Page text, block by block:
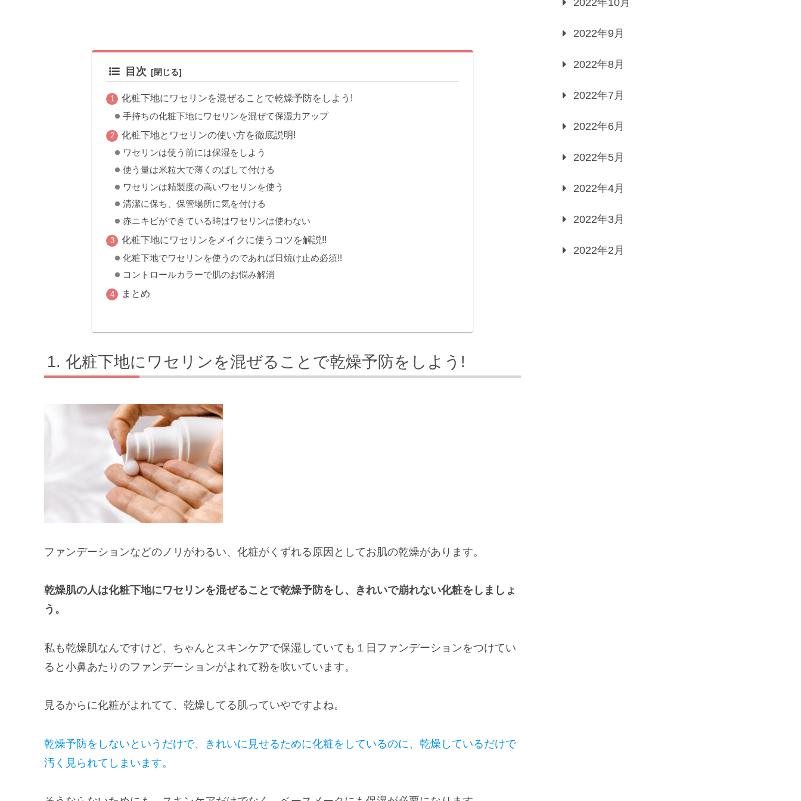
目次
化粧下地にワセリンを混ぜることで乾燥予防をしよう!
手持ちの化粧下地にワセリンを混ぜて保湿力アップ
化粧下地とワセリンの使い方を徹底説明!
ワセリンは使う前には保湿をしよう
使う量は米粒大で薄くのばして付ける
ワセリンは精製度の高いワセリンを使う
清潔に保ち、保管場所に気を付ける
赤ニキビができている時はワセリンは使わない
化粧下地にワセリンをメイクに使うコツを解説!!
化粧下地でワセリンを使うのであれば日焼け止め必須!!
コントロールカラーで肌のお悩み解消
まとめ
化粧下地にワセリンを混ぜることで乾燥予防をしよう!
ファンデーションなどのノリがわるい、化粧がくずれる原因としてお肌の乾燥があります。
乾燥肌の人は化粧下地にワセリンを混ぜることで乾燥予防をし、きれいで崩れない化粧をしましょ
う。
私も乾燥肌なんですけど、ちゃんとスキンケアで保湿していても１日ファンデーションをつけてい
ると小鼻あたりのファンデーションがよれて粉を吹いています。
見るからに化粧がよれてて、乾燥してる肌っていやですよね。
乾燥予防をしないというだけで、きれいに見せるために化粧をしているのに、乾燥しているだけで
汚く見られてしまいます。
2022年9月
2022年8月
2022年7月
2022年6月
2022年5月
2022年4月
2022年3月
2022年2月